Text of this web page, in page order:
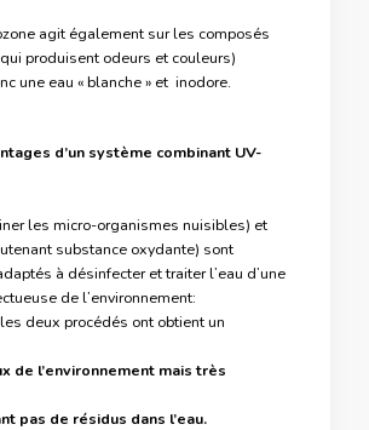
agit également sur les composés
produisent odeurs et couleurs)
une eau « blanche » et inodore.
d’un système combinant UV-
les micro-organismes nuisibles) et
substance oxydante) sont
à désinfecter et traiter l’eau d’une
de l’environnement:
deux procédés ont obtient un
de l’environnement mais très
pas de résidus dans l’eau.